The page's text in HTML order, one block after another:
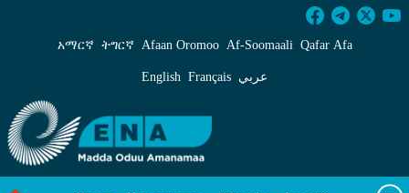
Godina Gujiitti Saxilamummaa hongee
አማርኛ ትግርኛ Afaan Oromoo Af‑Soomaali Qafar Afa
English Français عربي